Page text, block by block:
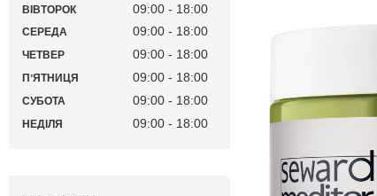
ВІВТОРОК 09:00 18:00
СЕРЕДА 09:00 18:00
ЧЕТВЕР 09:00 18:00
ПʼЯТНИЦЯ 09:00 18:00
СУБОТА 09:00 18:00
НЕДІЛЯ 09:00 18:00